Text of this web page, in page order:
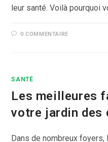
leur santé. Voilà pourquoi
0 COMMENTAIRE
SANTÉ
Les meilleures
votre jardin des
Dans de nombreux